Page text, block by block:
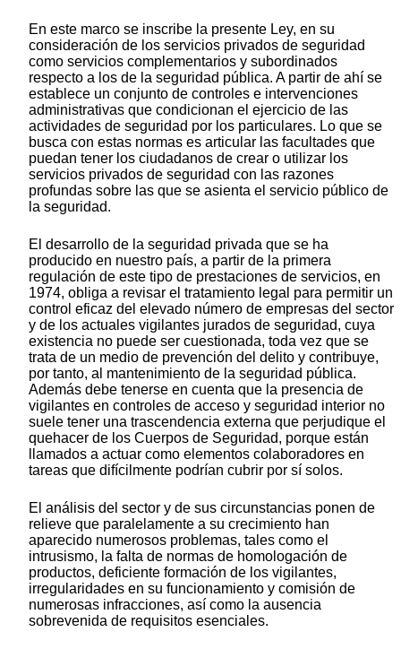
En este marco se inscribe la presente Ley, en su
consideración de los servicios privados de seguridad
como servicios complementarios y subordinados
respecto a los de la seguridad pública. A partir de ahí se
establece un conjunto de controles e intervenciones
administrativas que condicionan el ejercicio de las
actividades de seguridad por los particulares. Lo que se
busca con estas normas es articular las facultades que
puedan tener los ciudadanos de crear o utilizar los
servicios privados de seguridad con las razones
profundas sobre las que se asienta el servicio público de
la seguridad.
El desarrollo de la seguridad privada que se ha
producido en nuestro país, a partir de la primera
regulación de este tipo de prestaciones de servicios, en
1974, obliga a revisar el tratamiento legal para permitir un
control eficaz del elevado número de empresas del sector
y de los actuales vigilantes jurados de seguridad, cuya
existencia no puede ser cuestionada, toda vez que se
trata de un medio de prevención del delito y contribuye,
por tanto, al mantenimiento de la seguridad pública.
Además debe tenerse en cuenta que la presencia de
vigilantes en controles de acceso y seguridad interior no
suele tener una trascendencia externa que perjudique el
quehacer de los Cuerpos de Seguridad, porque están
llamados a actuar como elementos colaboradores en
tareas que difícilmente podrían cubrir por sí solos.
El análisis del sector y de sus circunstancias ponen de
relieve que paralelamente a su crecimiento han
aparecido numerosos problemas, tales como el
intrusismo, la falta de normas de homologación de
productos, deficiente formación de los vigilantes,
irregularidades en su funcionamiento y comisión de
numerosas infracciones, así como la ausencia
sobrevenida de requisitos esenciales.